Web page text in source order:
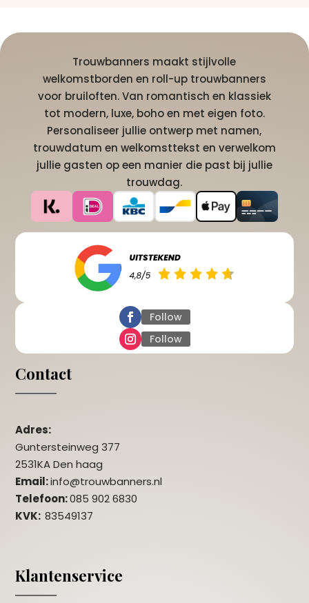
Trouwbanners maakt stijlvolle
welkomstborden en roll-up trouwbanners
voor bruiloften. Van romantisch en klassiek
tot modern, luxe, boho en met eigen foto.
Personaliseer jullie ontwerp met namen,
trouwdatum en welkomsttekst en verwelkom
jullie gasten op een manier die past bij jullie
trouwdag.
Follow
Follow
Contact
Adres:
Guntersteinweg 377
2531KA Den haag
Email:info@trouwbanners.nl
Telefoon:085 902 6830
KVK:83549137
Klantenservice